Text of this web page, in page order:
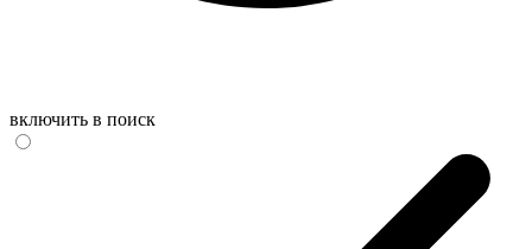
включить в поиск